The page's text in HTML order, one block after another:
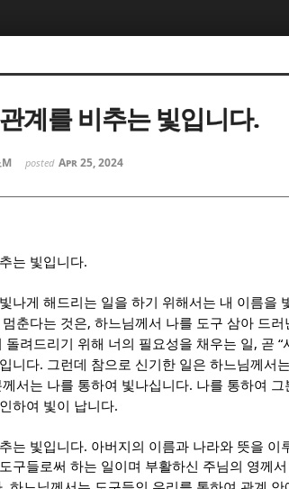
계를 비추는 빛입니다.
M posted Apr 25, 2024
는 빛입니다.
나게 해드리는 일을 하기 위해서는 내 이름을
춘다는 것은, 하느님께서 나를 도구 삼아 드러
돌려드리기 위해 너의 필요성을 채우는 일, 곧 “
니다. 그런데 참으로 신기한 일은 하느님께서
께서는 나를 통하여 빛나십니다. 나를 통하여 그
하여 빛이 납니다.
는 빛입니다. 아버지의 이름과 나라와 뜻을 이
구들로써 하는 일이며 부활하신 주님의 영께
스케치북5
스케치북5